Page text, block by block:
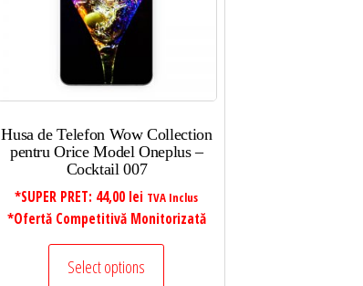
Husa de Telefon Wow Collection
pentru Orice Model Oneplus –
Cocktail 007
*SUPER PRET: 44,00 lei TVA Inclus
*Ofertă Competitivă Monitorizată
Select options